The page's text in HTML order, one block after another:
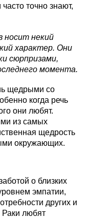
точно знают,
носит некий
характер. Они
сюрпризами,
момента.
щедрыми со
когда речь
они любят.
из самых
щедрость
окружающих.
о близких
эмпатии,
других и
любят